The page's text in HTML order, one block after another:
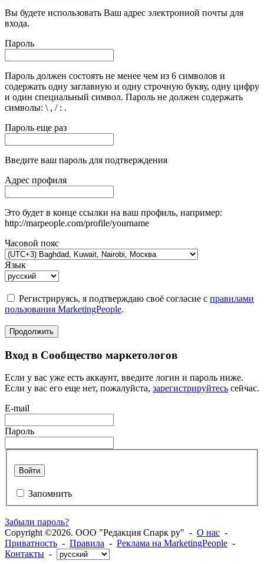
Вы будете использовать Ваш адрес электронной почты для
входа.
Пароль
Пароль должен состоять не менее чем из 6 символов и
содержать одну заглавную и одну строчную букву, одну цифру
и один специальный символ. Пароль не должен содержать
символы: \ , / : .
Пароль еще раз
Введите ваш пароль для подтверждения
Адрес профиля
Это будет в конце ссылки на ваш профиль, например:
http://marpeople.com/profile/yourname
Часовой пояс
Язык
Регистрируясь, я подтверждаю своё согласие с правилами
пользования MarketingPeople.
Продолжить
Вход в Сообщество маркетологов
Если у вас уже есть аккаунт, введите логин и пароль ниже.
Если у вас его еще нет, пожалуйста, зарегистрируйтесь сейчас.
E-mail
Пароль
Войти
Запомнить
Забыли пароль?
Copyright ©2026. ООО "Редакция Спарк ру" - О нас -
Приватность - Правила - Реклама на MarketingPeople -
Контакты -